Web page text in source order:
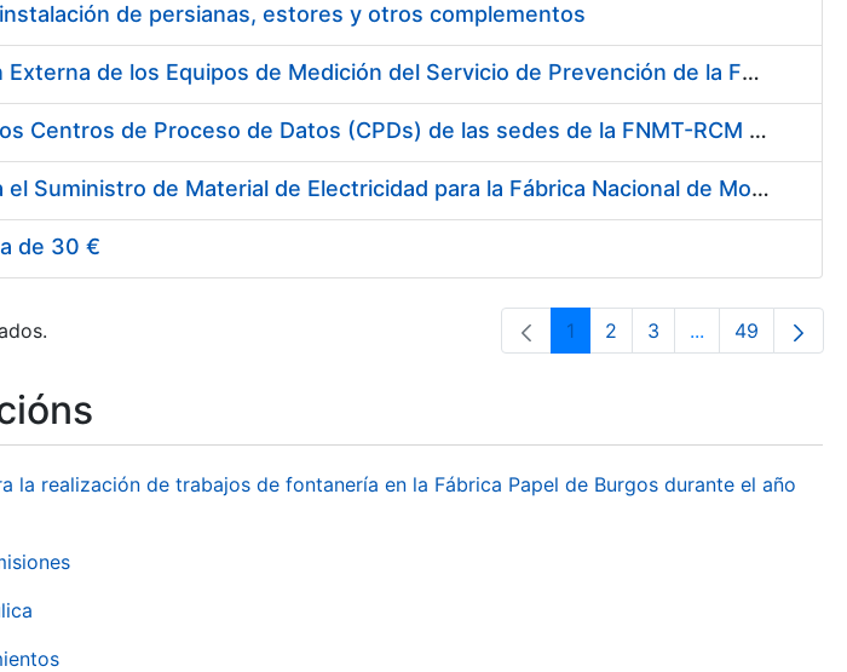
de persianas, estores y otros complementos
Servicio de Calibración y Verificación Externa de los Equipos de Medición del Servicio de Prevención de la FNMT-RCM
Conexión mediante Fibra Óptica de los Centros de Proceso de Datos (CPDs) de las sedes de la FNMT-RCM de Burgos y Madrid
Contratación de acuerdo marco para el Suministro de Material de Electricidad para la Fábrica Nacional de Moneda y Timbre-Real Casa de la Moneda en su centro de trabajo de Burgos
de 30 €
Páxina
1 Páxina
2 Páxina
3 ...PáxinasPáxina
49
la realización de trabajos de fontanería en la Fábrica Papel de Burgos durante el año